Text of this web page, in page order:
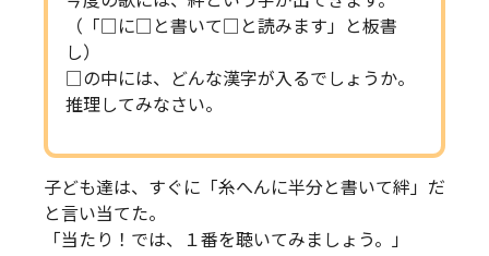
（「□に□と書いて□と読みます」と板書
し）
□の中には、どんな漢字が入るでしょうか。
推理してみなさい。
子ども達は、すぐに「糸へんに半分と書いて絆」だ
と言い当てた。
「当たり！では、１番を聴いてみましょう。」